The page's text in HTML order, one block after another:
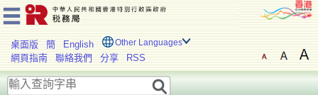
桌面版 簡 English Other Languages
網頁指南 聯絡我們 分享 RSS